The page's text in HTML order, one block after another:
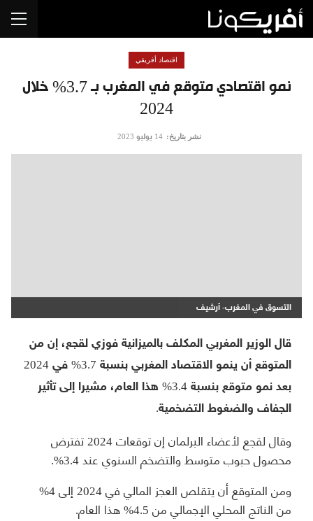
نمو اقتصادي متوقع في المغرب بـ 3.7% خلال
2024
اقتصاد أفريقي
نشر بتاريخ: 14 يوليو 2023
التسوق في المغرب- أرشيف
قال الوزير المغربي المكلف بالميزانية فوزي لقجع، إن من
المتوقع أن ينمو الاقتصاد المغربي بنسبة 3.7% في 2024
بعد نمو متوقع بنسبة 3.4% هذا العام، مشيرا إلى تأثير
الجفاف والضغوط التضخمية.
وقال لقجع لأعضاء البرلمان إن توقعات 2024 تفترض
محصول حبوب متوسط والتضخم السنوي عند 3.4%.
ومن المتوقع أن يتقلص العجز المالي في 2024 إلى 4%
من الناتج المحلي الإجمالي من 4.5% هذا العام.